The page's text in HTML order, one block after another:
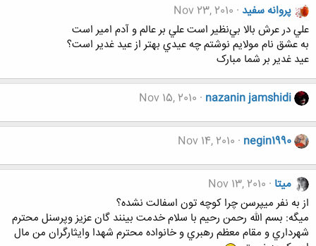
پروانه سفید Nov 23, 2010
علي در عرش بالا بي‌نظير است علي بر عالم و آدم امير است
به عشق نام مولايم نوشتم چه عيدي بهتر از عيد غدير است؟
عيد غدير بر شما مبارک
nazanin jamshidi
Nov 15, 2010
negin1990
Nov 14, 2010
میتا Nov 13, 2010
از به نفر ميپرسن چرا كوچه تون اسفالت نشده؟
ميگه: بسم الله رحمن رحيم با سلام خدمت بينند گان عزيز وپرسنل محترم
شهرداري و مقام معظم رهبري و خانواده محترم شهدا وايثارگران من مال